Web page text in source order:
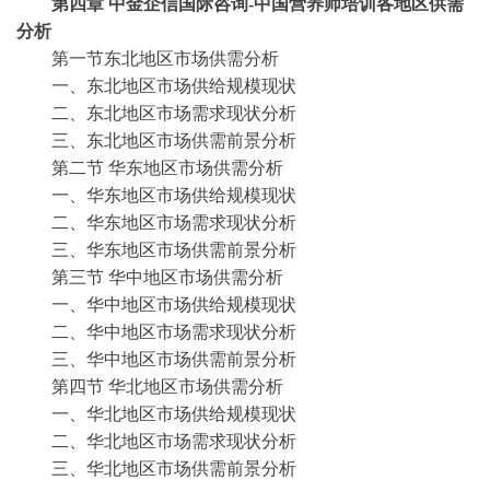
第四章 中金企信国际咨询-中国营养师培训各地区供需
分析
第一节东北地区市场供需分析
一、东北地区市场供给规模现状
二、东北地区市场需求现状分析
三、东北地区市场供需前景分析
第二节 华东地区市场供需分析
一、华东地区市场供给规模现状
二、华东地区市场需求现状分析
三、华东地区市场供需前景分析
第三节 华中地区市场供需分析
一、华中地区市场供给规模现状
二、华中地区市场需求现状分析
三、华中地区市场供需前景分析
第四节 华北地区市场供需分析
一、华北地区市场供给规模现状
二、华北地区市场需求现状分析
三、华北地区市场供需前景分析